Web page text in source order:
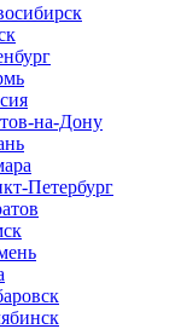
на-Дону
Петербург